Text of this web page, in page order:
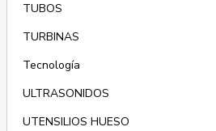
TUBOS
TURBINAS
Tecnología
ULTRASONIDOS
UTENSILIOS HUESO